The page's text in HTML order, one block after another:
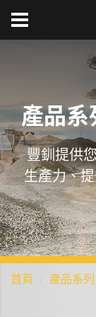
產品系
豐釧提供
生產力、
首頁 產品系列